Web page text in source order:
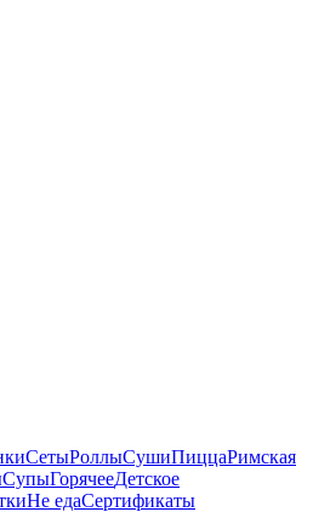
СетыРоллыСушиПиццаРимская
СупыГорячееДетское
Не едаСертификаты